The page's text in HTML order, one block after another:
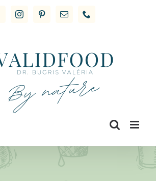
InstagramPinterestEmail Phone